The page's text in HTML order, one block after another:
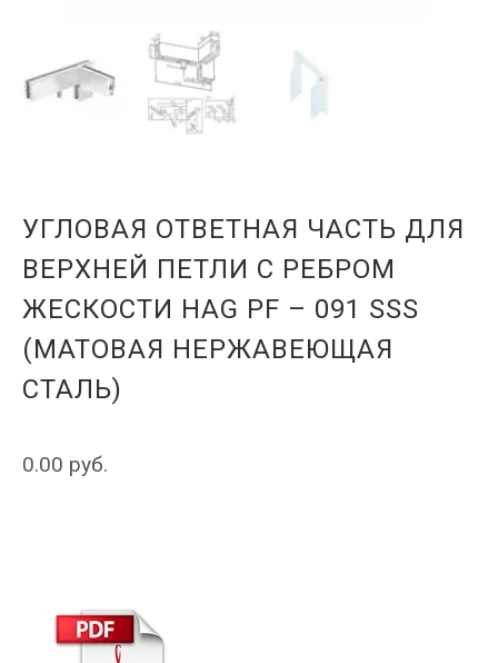
УГЛОВАЯ ОТВЕТНАЯ ЧАСТЬ ДЛЯ
ВЕРХНЕЙ ПЕТЛИ С РЕБРОМ
ЖЕСКОСТИ HAG PF – 091 SSS
(МАТОВАЯ НЕРЖАВЕЮЩАЯ
СТАЛЬ)
0.00 руб.